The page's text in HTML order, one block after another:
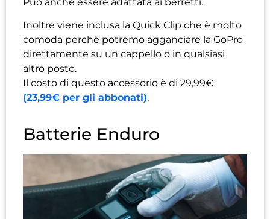
Inoltre viene inclusa la Quick Clip che è molto
comoda perchè potremo agganciare la GoPro
direttamente su un cappello o in qualsiasi
altro posto.
Il costo di questo accessorio è di 29,99€
(23,99€ per gli abbonati).
Batterie Enduro